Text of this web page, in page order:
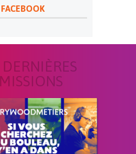
FACEBOOK
DERNIÈRES